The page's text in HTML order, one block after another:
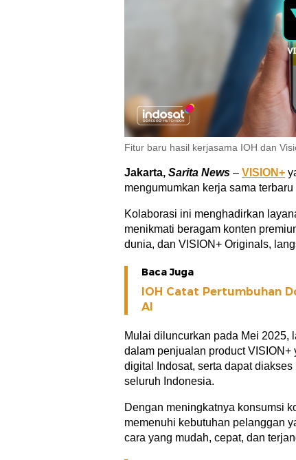
Fitur baru hasil kerjasama IOH dan
Jakarta, Sarita News – VISION+
mengumumkan kerja sama
Kolaborasi ini menghadirkan
menikmati beragam konten
dunia, dan VISION+ Originals,
Baca Juga
IOH Catat Pertumbuhan
AI
Mulai diluncurkan pada Mei 2025,
dalam penjualan product
digital Indosat, serta dapat
seluruh Indonesia.
Dengan meningkatnya konsumsi
memenuhi kebutuhan pelanggan
cara yang mudah, cepat, dan